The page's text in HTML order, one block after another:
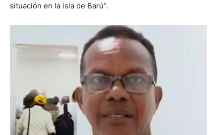
situación en la isla de Barú”.